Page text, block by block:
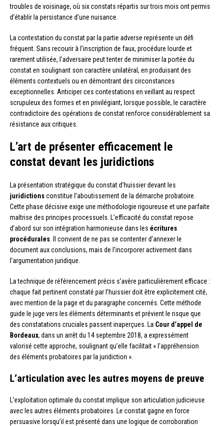
troubles de voisinage, où six constats répartis sur trois mois ont permis
d’établir la persistance d’une nuisance.
La contestation du constat par la partie adverse représente un défi
fréquent. Sans recourir à l’inscription de faux, procédure lourde et
rarement utilisée, l’adversaire peut tenter de minimiser la portée du
constat en soulignant son caractère unilatéral, en produisant des
éléments contextuels ou en démontrant des circonstances
exceptionnelles. Anticiper ces contestations en veillant au respect
scrupuleux des formes et en privilégiant, lorsque possible, le caractère
contradictoire des opérations de constat renforce considérablement sa
résistance aux critiques.
L’art de présenter efficacement le
constat devant les juridictions
La présentation stratégique du constat d’huissier devant les
juridictions constitue l’aboutissement de la démarche probatoire.
Cette phase décisive exige une méthodologie rigoureuse et une parfaite
maîtrise des principes processuels. L’efficacité du constat repose
d’abord sur son intégration harmonieuse dans les écritures
procédurales . Il convient de ne pas se contenter d’annexer le
document aux conclusions, mais de l’incorporer activement dans
l’argumentation juridique.
La technique de référencement précis s’avère particulièrement efficace :
chaque fait pertinent constaté par l’huissier doit être explicitement cité,
avec mention de la page et du paragraphe concernés. Cette méthode
guide le juge vers les éléments déterminants et prévient le risque que
des constatations cruciales passent inaperçues. La Cour d’appel de
Bordeaux, dans un arrêt du 14 septembre 2018, a expressément
valorisé cette approche, soulignant qu’elle facilitait « l’appréhension
des éléments probatoires par la juridiction ».
L’articulation avec les autres moyens de preuve
L’exploitation optimale du constat implique son articulation judicieuse
avec les autres éléments probatoires. Le constat gagne en force
persuasive lorsqu’il est présenté dans une logique de corroboration